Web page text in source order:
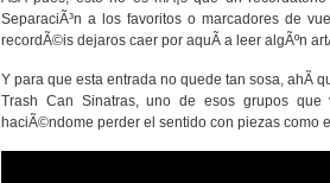
SeparaciÃ³n a los favoritos o marcadores de
recordÃ©is dejaros caer por aquÃ­ a leer algÃºn
Y para que esta entrada no quede tan sosa, ahÃ­
Trash Can Sinatras, uno de esos grupos que
haciÃ©ndome perder el sentido con piezas como